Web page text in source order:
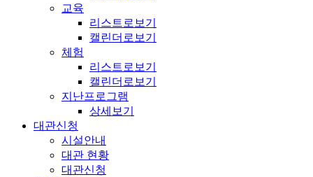
교육
리스트로보기
캘린더로보기
체험
리스트로보기
캘린더로보기
지난프로그램
상세보기
대관신청
시설안내
대관 현황
대관신청